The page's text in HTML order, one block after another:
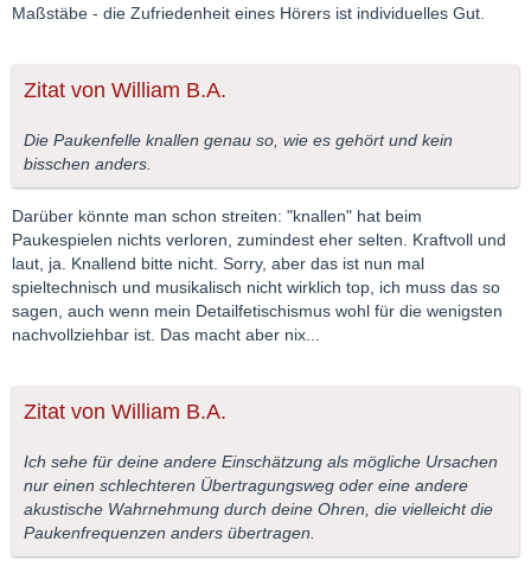
Maßstäbe - die Zufriedenheit eines Hörers ist individuelles Gut.
Zitat von William B.A.
Die Paukenfelle knallen genau so, wie es gehört und kein
bisschen anders.
Darüber könnte man schon streiten: "knallen" hat beim
Paukespielen nichts verloren, zumindest eher selten. Kraftvoll und
laut, ja. Knallend bitte nicht. Sorry, aber das ist nun mal
spieltechnisch und musikalisch nicht wirklich top, ich muss das so
sagen, auch wenn mein Detailfetischismus wohl für die wenigsten
nachvollziehbar ist. Das macht aber nix...
Zitat von William B.A.
Ich sehe für deine andere Einschätzung als mögliche Ursachen
nur einen schlechteren Übertragungsweg oder eine andere
akustische Wahrnehmung durch deine Ohren, die vielleicht die
Paukenfrequenzen anders übertragen.